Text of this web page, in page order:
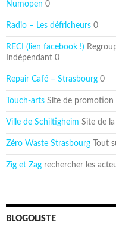
Numopen 0
Radio – Les défricheurs 0
RECI (lien facebook !)
Indépendant 0
Repair Café – Strasbourg 0
Touch-arts Site de
Ville de Schiltigheim Site de
Zéro Waste Strasbourg Tout
Zig et Zag rechercher les
BLOGOLISTE